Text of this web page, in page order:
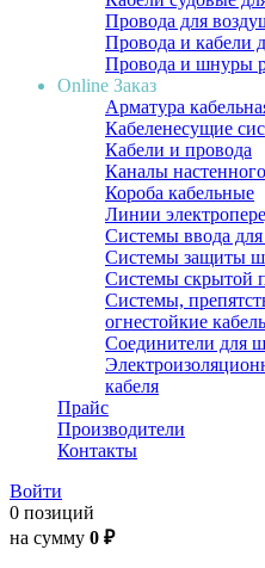
Провода для
Провода и кабели
Провода и шнуры
Online Заказ
Арматура
Кабеленесущие
Кабели и провода
Каналы
Короба кабельные
Линии
Системы ввода
Системы защиты
Системы скрытой
Системы,
огнестойкие
Соединители для
кабеля
Прайс
Производители
Контакты
Войти
0 позиций
на сумму 0 ₽